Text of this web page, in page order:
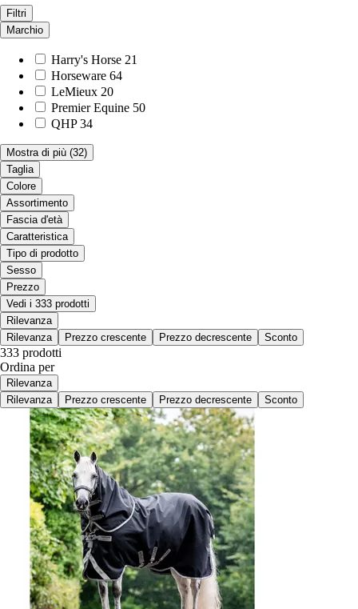
Filtri
Marchio
Harry's Horse 21
Horseware 64
LeMieux 20
Premier Equine 50
QHP 34
Mostra di più (32)
Taglia
Colore
Assortimento
Fascia d'età
Caratteristica
Tipo di prodotto
Sesso
Prezzo
Vedi i 333 prodotti
Rilevanza
Rilevanza
Prezzo crescente Prezzo decrescente Sconto
333 prodotti
Ordina per
Rilevanza
Rilevanza
Prezzo crescente Prezzo decrescente Sconto